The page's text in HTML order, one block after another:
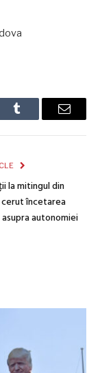
Tumblr Email
la mitingul din
încetarea
autonomiei